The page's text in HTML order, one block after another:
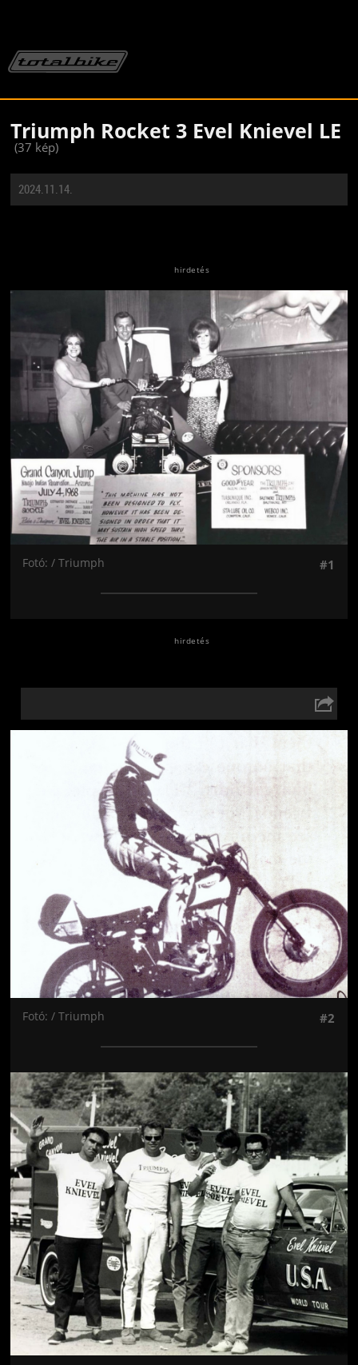
Triumph Rocket 3 Evel Knievel LE
(37 kép)
2024.11.14.
Jön még kép!
Fotó: / Triumph #1
Jön még kép!
Fotó: / Triumph #2
Jön még kép!